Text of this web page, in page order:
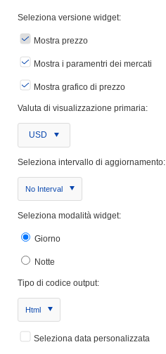
Seleziona versione widget:
Mostra prezzo
Mostra i paramentri dei mercati
Mostra grafico di prezzo
Valuta di visualizzazione primaria:
USD
Seleziona intervallo di aggiornamento:
No Interval
Seleziona modalità widget:
Giorno
Notte
Tipo di codice output:
Html
Seleziona data personalizzata